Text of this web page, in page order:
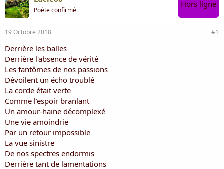
e
u
r
d
e
l
a
d
i
c
u
s
s
i
o
d
e
d
é
b
u
t
Poète confirmé
Hors ligne
19 Octobre 2018 #1
Derrière les balles
Derrière l'absence de vérité
Les fantômes de nos passions
Dévoilent un écho troublé
La corde était verte
Comme l'espoir branlant
Un amour-haine décomplexé
Une vie amoindrie
Par un retour impossible
La vue sinistre
De nos spectres endormis
Derrière tant de lamentations